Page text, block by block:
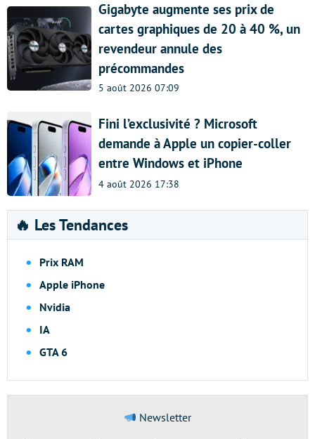
Gigabyte augmente ses prix de
cartes graphiques de 20 à 40 %, un
revendeur annule des
précommandes
5 août 2026 07:09
Fini l’exclusivité ? Microsoft
demande à Apple un copier-coller
entre Windows et iPhone
4 août 2026 17:38
🔥 Les Tendances
Prix RAM
Apple iPhone
Nvidia
IA
GTA 6
Newsletter